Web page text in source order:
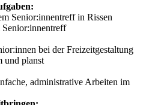
Senior:innentreff in Rissen
bei der Freizeitgestaltung
und planst
administrative Arbeiten im